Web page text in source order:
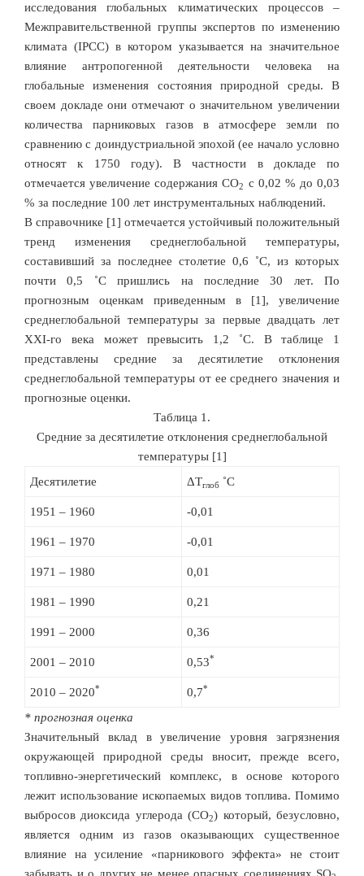
исследования глобальных климатических процессов –
Межправительственной группы экспертов по изменению
климата (IPCC) в котором указывается на значительное
влияние антропогенной деятельности человека на
глобальные изменения состояния природной среды. В
своем докладе они отмечают о значительном увеличении
количества парниковых газов в атмосфере земли по
сравнению с доиндустриальной эпохой (ее начало условно
относят к 1750 году). В частности в докладе по
отмечается увеличение содержания СО2 с 0,02 % до 0,03
% за последние 100 лет инструментальных наблюдений.
В справочнике [1] отмечается устойчивый положительный
тренд изменения среднеглобальной температуры,
составивший за последнее столетие 0,6 ˚С, из которых
почти 0,5 ˚С пришлись на последние 30 лет. По
прогнозным оценкам приведенным в [1], увеличение
среднеглобальной температуры за первые двадцать лет
XXI-го века может превысить 1,2 ˚С. В таблице 1
представлены средние за десятилетие отклонения
среднеглобальной температуры от ее среднего значения и
прогнозные оценки.
Таблица 1.
Средние за десятилетие отклонения среднеглобальной
температуры [1]
Десятилетие
ΔТглоб ˚С
1951 – 1960 -0,01
1961 – 1970 -0,01
1971 – 1980 0,01
1981 – 1990 0,21
1991 – 2000 0,36
2001 – 2010 0,53*
2010 – 2020* 0,7*
* прогнозная оценка
Значительный вклад в увеличение уровня загрязнения
окружающей природной среды вносит, прежде всего,
топливно-энергетический комплекс, в основе которого
лежит использование ископаемых видов топлива. Помимо
выбросов диоксида углерода (CO2) который, безусловно,
является одним из газов оказывающих существенное
влияние на усиление «парникового эффекта» не стоит